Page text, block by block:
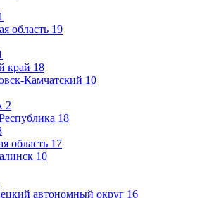
область 19
край 18
Камчатский 10
2
18
область 17
10
автономный округ 16